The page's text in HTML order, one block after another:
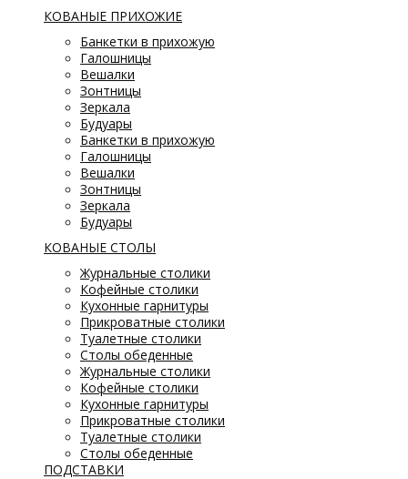
КОВАНЫЕ ПРИХОЖИЕ
Банкетки в прихожую
Галошницы
Вешалки
Зонтницы
Зеркала
Будуары
Банкетки в прихожую
Галошницы
Вешалки
Зонтницы
Зеркала
Будуары
КОВАНЫЕ СТОЛЫ
Журнальные столики
Кофейные столики
Кухонные гарнитуры
Прикроватные столики
Туалетные столики
Столы обеденные
Журнальные столики
Кофейные столики
Кухонные гарнитуры
Прикроватные столики
Туалетные столики
Столы обеденные
ПОДСТАВКИ